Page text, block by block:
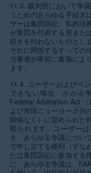
11.3. 裁判所において争
うためのあらゆる手続き
ザーは集団訴訟、私的法
が集団を代表する形また
続きを行わないものとし
それに関係するすべての
当事者が事前に書面によ
ます。
11.4. ユーザーおよびベ
できない場合、かかる
Federal Arbitration Act （
よび米国ニューヨーク州
関係なく）に定められた
取られます。ユーザー
き、あらゆる争議につい
で申し立てる権利（すな
たは集団訴訟に参加する
に、あらゆる争議は、